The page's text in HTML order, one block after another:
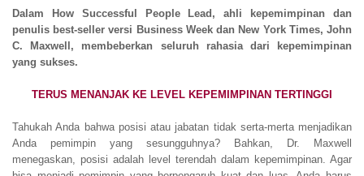
Dalam How Successful People Lead, ahli kepemimpinan dan
penulis best-seller versi Business Week dan New York Times, John
C. Maxwell, membeberkan seluruh rahasia dari kepemimpinan
yang sukses.
TERUS MENANJAK KE LEVEL KEPEMIMPINAN TERTINGGI
Tahukah Anda bahwa posisi atau jabatan tidak serta-merta menjadikan
Anda pemimpin yang sesungguhnya? Bahkan, Dr. Maxwell
menegaskan, posisi adalah level terendah dalam kepemimpinan. Agar